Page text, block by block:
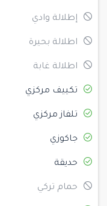
إطلالة وادي
اطلالة بحيرة
اطلالة غابة
تكييف مركزي
تلفاز مركزي
جاكوزي
حديقة
حمام تركي